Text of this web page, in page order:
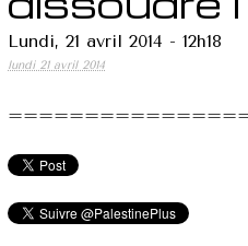
Lundi, 21 avril 2014 - 12h18
lundi 21 avril 2014